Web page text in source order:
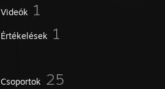
Videók 1
Értékelések 1
Csoportok 25